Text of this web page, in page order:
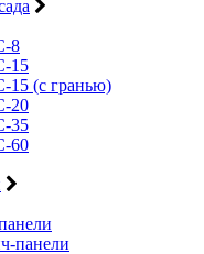
8
15
15 (с гранью)
20
35
60
панели